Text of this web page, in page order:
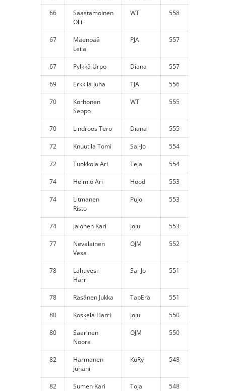
66
Saastamoinen
Olli
WT 558
67
Mäenpää
Leila
PJA 557
67 Pylkkä Urpo Diana 557
69 Erkkilä Juha TJA 556
70
Korhonen
Seppo
WT 555
70 Lindroos Tero Diana 555
72 Knuutila Tomi Sai-Jo 554
72 Tuokkola Ari TeJa 554
74 Helmiö Ari Hood 553
74
Litmanen
Risto
PuJo 553
74 Jalonen Kari JoJu 553
77
Nevalainen
Vesa
OJM 552
78
Lahtivesi
Harri
Sai-Jo 551
78 Räsänen Jukka TapErä 551
80 Koskela Harri JoJu 550
80
Saarinen
Noora
OJM 550
82
Harmanen
Juhani
KuRy 548
82 Sumen Kari ToJa 548